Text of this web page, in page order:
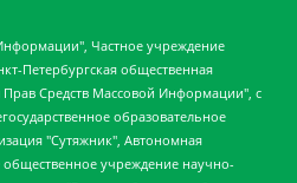
Лушникова Екатерина Евгеньевна, Волков Леонид Михайлович, Невзоров Александр Глебович, Пархоменко Сергей Борисович, Сироткин Ярослав Николаевич, Кара-Мурза Владимир Владимирович, Баранова Наталья Владимировна, Гозман Леонид Яковлевич, Кагарлицкий Борис Юльевич, Климарев Михаил Валерьевич, Милов Владимир Станиславович, Автономная некоммерческая организация Краснодарский центр современного искусства "Типография", Моргенштерн Алишер Тагирович, Соболь Любовь Эдуардовна, Общество с ограниченной ответственностью "ЛИЗА НОРМ", Каспаров Гарри Кимович, Ходорковский Михаил Борисович, Общество с ограниченной ответственностью "Апрельские тезисы", Данилович Ирина Брониславовна, Кашин Олег Владимирович, Петров Николай Владимирович, Пивоваров Алексей Владимирович, Соколов Михаил Владимирович, Цветкова Юлия Владимировна, Чичваркин Евгений Александрович, Комитет против пыток/Команда против пыток, Общество с ограниченной ответственностью "Первый научный", Общество с ограниченной ответственностью "Вертолет и ко", Белоцерковская Вероника Борисовна, Кац Максим Евгеньевич, Лазарева Татьяна Юрьевна, Шаведдинов Руслан Табризович, Яшин Илья Валерьевич, Общество с ограниченной ответственностью "Иноагент ААВ", Алешковский Дмитрий Петрович, Альбац Евгения Марковна, Быков Дмитрий Львович, Галямина Юлия Евгеньевна, Лойко Сергей Леонидович, Мартынов Кирилл Константинович, Медведев Сергей Александрович, Крашенинников Федор Геннадиевич, Гордеева Катерина Вл